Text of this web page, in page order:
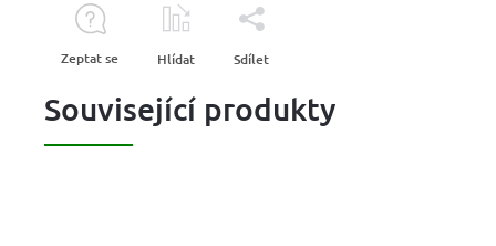
Zeptat se Hlídat Sdílet
Související produkty